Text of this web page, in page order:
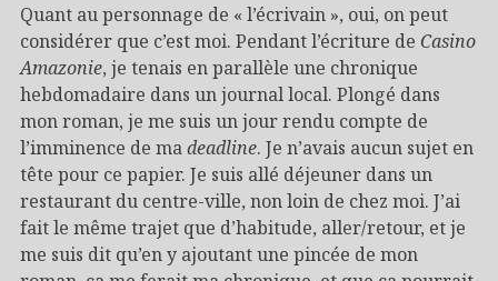
Quant au personnage de « l’écrivain », oui, on peut
considérer que c’est moi. Pendant l’écriture de Casino
Amazonie, je tenais en parallèle une chronique
hebdomadaire dans un journal local. Plongé dans
mon roman, je me suis un jour rendu compte de
l’imminence de ma deadline. Je n’avais aucun sujet en
tête pour ce papier. Je suis allé déjeuner dans un
restaurant du centre-ville, non loin de chez moi. J’ai
fait le même trajet que d’habitude, aller/retour, et je
me suis dit qu’en y ajoutant une pincée de mon